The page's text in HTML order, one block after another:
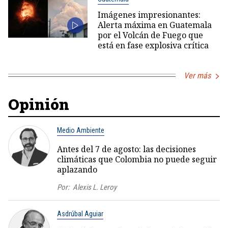
Imágenes impresionantes:
Alerta máxima en Guatemala
por el Volcán de Fuego que
está en fase explosiva crítica
Ver más
Opinión
Medio Ambiente
Antes del 7 de agosto: las decisiones
climáticas que Colombia no puede seguir
aplazando
Por: Alexis L. Leroy
Asdrúbal Aguiar